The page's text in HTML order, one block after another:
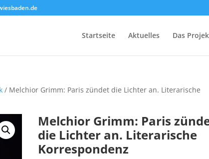
Startseite Aktuelles Das
/ Melchior Grimm: Paris zündet die Lichter an. Literarische
Melchior Grimm: Paris
die Lichter an. Literarische
Korrespondenz